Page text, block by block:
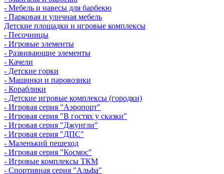
- Мебель и навесы для барбекю
- Парковая и уличная мебель
Детские площадки и игровые комплексы
- Песочницы
- Игровые элементы
- Развивающие элементы
- Качели
- Детские горки
- Машинки и паровозики
- Кораблики
- Детские игровые комплексы (городки)
- Игровая серия "Аэропорт"
- Игровая серия "В гостях у сказки"
- Игровая серия "Джунгли"
- Игровая серия "ДПС"
- Маленький пешеход
- Игровая серия "Космос"
- Игровые комплексы ТКМ
- Спортивная серия "Альфа"